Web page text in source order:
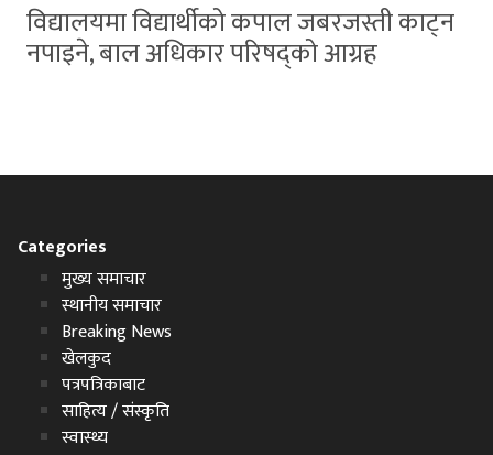
विद्यालयमा विद्यार्थीको कपाल जबरजस्ती काट्न
नपाइने, बाल अधिकार परिषद्को आग्रह
Categories
मुख्य समाचार
स्थानीय समाचार
Breaking News
खेलकुद
पत्रपत्रिकाबाट
साहित्य / संस्कृति
स्वास्थ्य